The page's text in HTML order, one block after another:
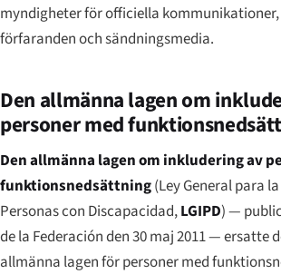
myndigheter för officiella
förfaranden och sändningsmedia.
Den allmänna lagen om
personer med
Den allmänna lagen om inkludering av
funktionsnedsättning(Ley General para
Personas con Discapacidad,LGIPD) —
de la Federaciónden 30 maj 2011 — ersatte
allmänna lagen för personer med